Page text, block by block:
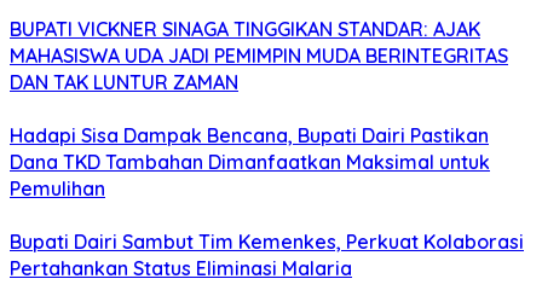
BUPATI VICKNER SINAGA TINGGIKAN STANDAR: AJAK
MAHASISWA UDA JADI PEMIMPIN MUDA BERINTEGRITAS
DAN TAK LUNTUR ZAMAN
Hadapi Sisa Dampak Bencana, Bupati Dairi Pastikan
Dana TKD Tambahan Dimanfaatkan Maksimal untuk
Pemulihan
Bupati Dairi Sambut Tim Kemenkes, Perkuat Kolaborasi
Pertahankan Status Eliminasi Malaria